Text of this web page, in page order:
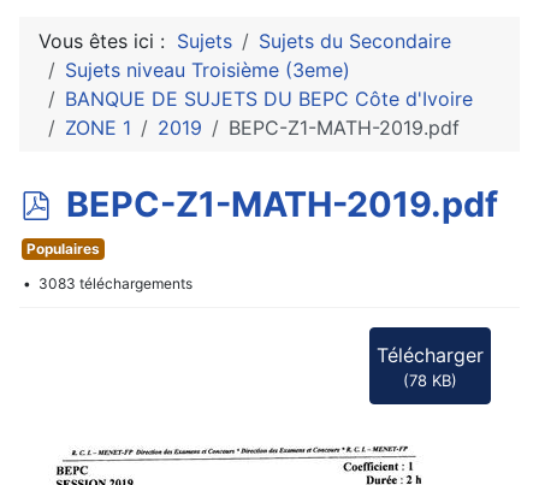
Vous êtes ici : Sujets
Sujets du Secondaire
Sujets niveau Troisième (3eme)
BANQUE DE SUJETS DU BEPC Côte d'Ivoire
ZONE 1
2019 BEPC-Z1-MATH-2019.pdf
p
d
f
BEPC-Z1-MATH-2019.pdf
Populaires
3083 téléchargements
Télécharger
(78 KB)